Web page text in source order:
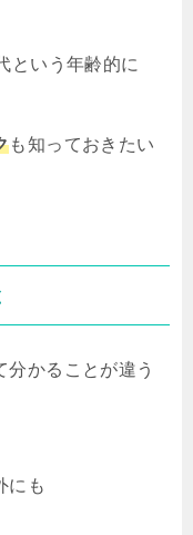
という年齢的に
も知っておきたい
かることが違う
にも